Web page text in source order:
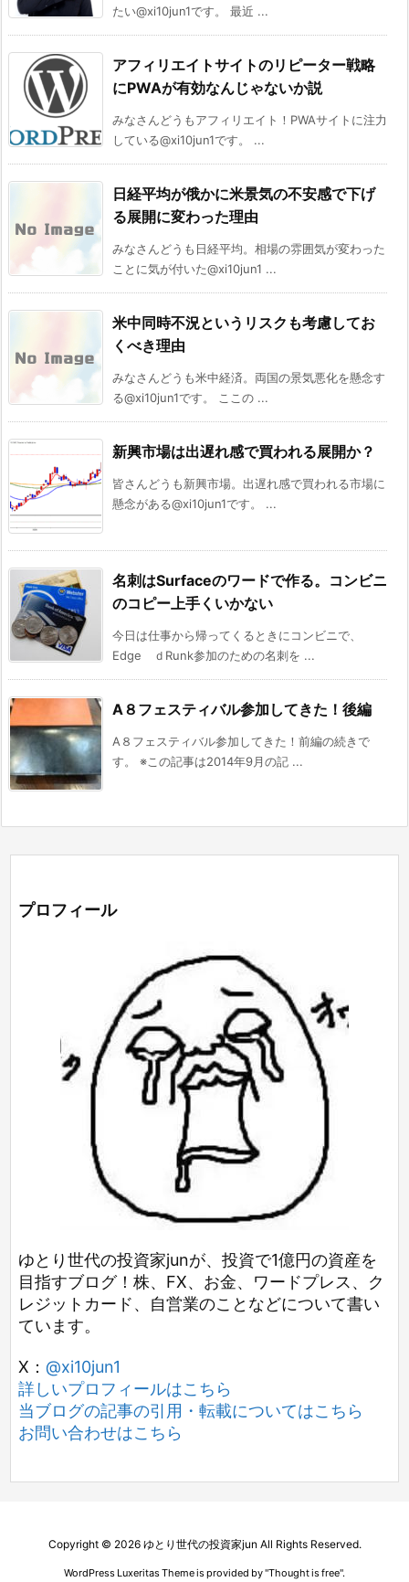
たい@xi10jun1です。 最近 ...
アフィリエイトサイトのリピーター戦略
にPWAが有効なんじゃないか説
みなさんどうもアフィリエイト！PWAサイトに注力
している@xi10jun1です。 ...
日経平均が俄かに米景気の不安感で下げ
る展開に変わった理由
みなさんどうも日経平均。相場の雰囲気が変わった
ことに気が付いた@xi10jun1 ...
米中同時不況というリスクも考慮してお
くべき理由
みなさんどうも米中経済。両国の景気悪化を懸念す
る@xi10jun1です。 ここの ...
新興市場は出遅れ感で買われる展開か？
皆さんどうも新興市場。出遅れ感で買われる市場に
懸念がある@xi10jun1です。 ...
名刺はSurfaceのワードで作る。コンビニ
のコピー上手くいかない
今日は仕事から帰ってくるときにコンビニで、
Edge ｄRunk参加のための名刺を ...
A８フェスティバル参加してきた！後編
A８フェスティバル参加してきた！前編の続きで
す。 ※この記事は2014年9月の記 ...
プロフィール
ゆとり世代の投資家junが、投資で1億円の資産を
目指すブログ！株、FX、お金、ワードプレス、ク
レジットカード、自営業のことなどについて書い
ています。
X： @xi10jun1
詳しいプロフィールはこちら
当ブログの記事の引用・転載についてはこちら
お問い合わせはこちら
Copyright © 2026 ゆとり世代の投資家jun All Rights Reserved.
WordPress Luxeritas Theme is provided by "Thought is free".